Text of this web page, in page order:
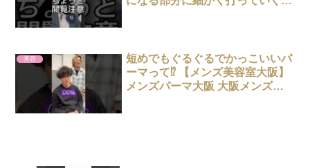
美容
短めでもぐるぐるでかっこいいパ
ーマって⁉️ 【メンズ美容室大阪】
メンズパーマ大阪 大阪メンズパ